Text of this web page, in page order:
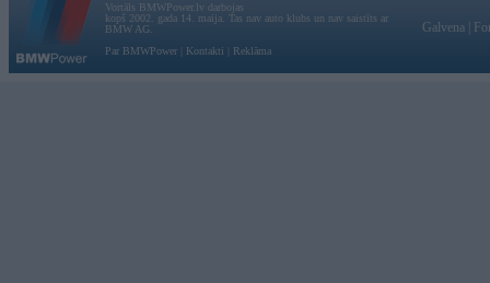
Vortāls BMWPower.lv darbojas
kopš 2002. gada 14. maija. Tas nav auto klubs un nav saistīts ar
BMW AG.
Par BMWPower
Kontakti Reklāma
Galvena